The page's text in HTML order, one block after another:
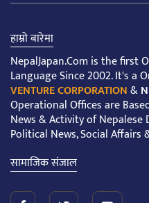
हाम्रो बारेमा
NepalJapan.Com is the first
Language Since 2002. It's a
VENTURE CORPORATION&
Operational Offices are
News & Activity of
Political News, Social
सामाजिक संजाल